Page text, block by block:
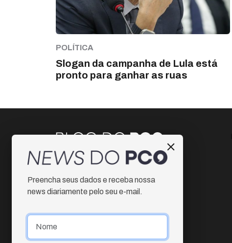
POLÍTICA
Slogan da campanha de Lula está
pronto para ganhar as ruas
Instagram
Facebook
Preencha seus dados e receba nossa
news diariamente pelo seu e-mail.